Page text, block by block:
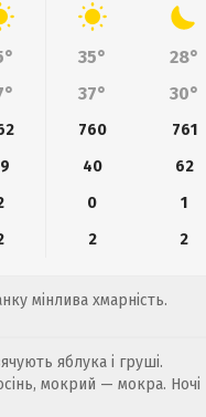
35°
28°
37° 30°
760
761
40
62
0
1
2 2
мінлива хмарність.
яблука і груші.
мокрий — мокра. Ночі